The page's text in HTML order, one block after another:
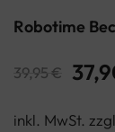
Robotime
39,95 €
inkl. MwSt.